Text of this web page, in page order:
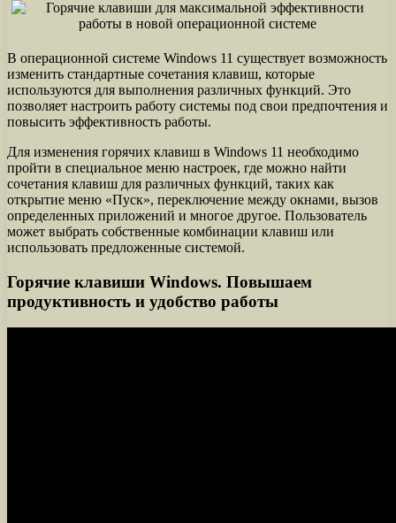
В операционной системе Windows 11 существует возможность
изменить стандартные сочетания клавиш, которые
используются для выполнения различных функций. Это
позволяет настроить работу системы под свои предпочтения и
повысить эффективность работы.
Для изменения горячих клавиш в Windows 11 необходимо
пройти в специальное меню настроек, где можно найти
сочетания клавиш для различных функций, таких как
открытие меню «Пуск», переключение между окнами, вызов
определенных приложений и многое другое. Пользователь
может выбрать собственные комбинации клавиш или
использовать предложенные системой.
Горячие клавиши Windows. Повышаем
продуктивность и удобство работы